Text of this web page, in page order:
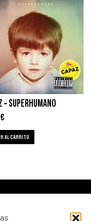
– SUPERHUMANO
€
AL CARRITO